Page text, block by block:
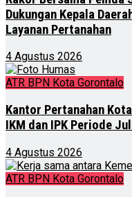
Dukungan Kepala
Layanan Pertanahan
4 Agustus 2026
ATR BPN Kota Gorontalo
Kantor Pertanahan
IKM dan IPK Periode
4 Agustus 2026
ATR BPN Kota Gorontalo